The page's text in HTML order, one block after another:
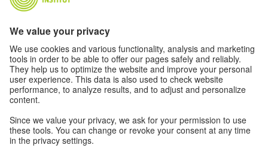
Goethe-Institut ၏ ဂျာမန်ဘာသာသင်တန်းများ
ဆရာများအတွက်ပေါ်တယ် "Deutschstunde"
ကိုယ်ရေးအချက်အလက်နှင့် ဝင်ရောက်နိုင်မှု
ကိုယ်ရေးလုံခြုံမှုသတ်မှတ်ချက်များ